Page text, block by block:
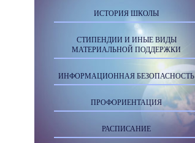
ИСТОРИЯ ШКОЛЫ
СТИПЕНДИИ И ИНЫЕ ВИДЫ
МАТЕРИАЛЬНОЙ ПОДДЕРЖКИ
ИНФОРМАЦИОННАЯ БЕЗОПАСНОСТЬ
ПРОФОРИЕНТАЦИЯ
РАСПИСАНИЕ